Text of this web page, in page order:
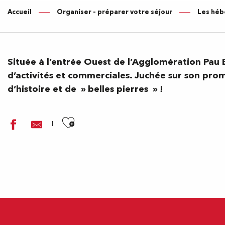
Accueil Organiser – préparer votre séjour Les
Située à l’entrée Ouest de l’Agglomération
d’activités et commerciales. Juchée sur son
d’histoire et de » belles pierres » !
Ajouter aux favoris